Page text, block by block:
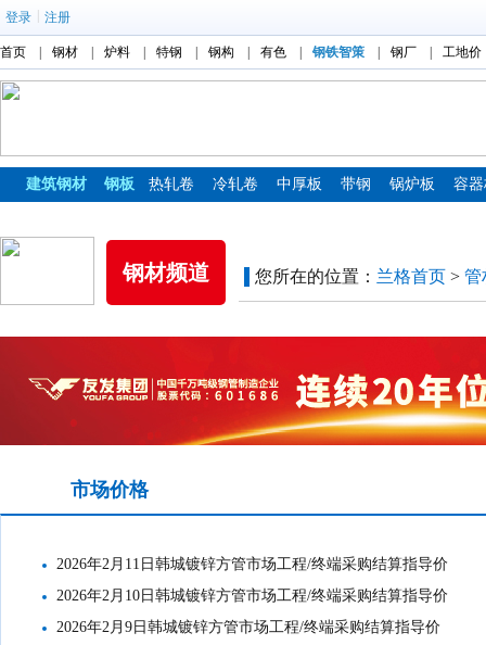
登录 注册
首页 钢材 炉料 特钢 钢构 有色 钢铁智策 钢厂 工地价
建筑钢材 钢板 热轧卷 冷轧卷 中厚板 带钢 锅炉板 容
钢材频道 您所在的位置： 兰格首页 > 管
市场价格
2026年2月11日韩城镀锌方管市场工程/终端采购结算指导价
2026年2月10日韩城镀锌方管市场工程/终端采购结算指导价
2026年2月9日韩城镀锌方管市场工程/终端采购结算指导价